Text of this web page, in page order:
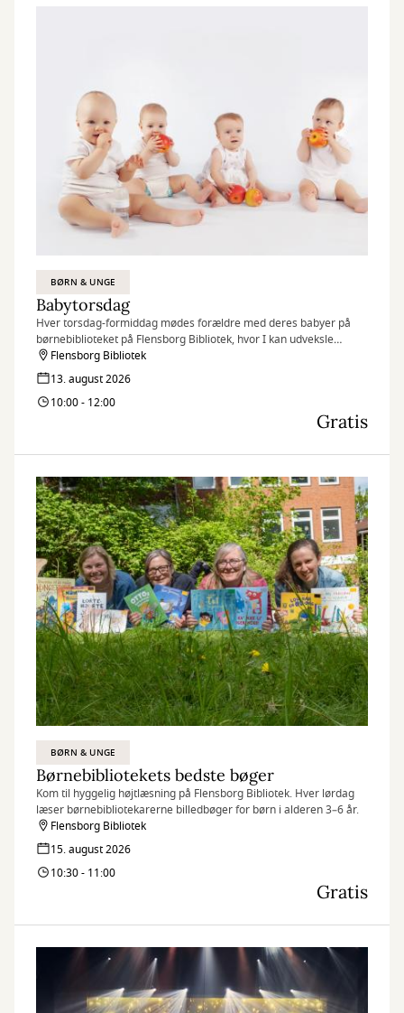
BØRN & UNGE
Babytorsdag
Hver torsdag-formiddag mødes forældre med deres babyer på
børnebiblioteket på Flensborg Bibliotek, hvor I kan udveksle
erfaringer og få rådgivning hos sundhedstjenestens
sygeplejersker.
Flensborg Bibliotek
13. august 2026
10:00 - 12:00
Gratis
BØRN & UNGE
Børnebibliotekets bedste bøger
Kom til hyggelig højtlæsning på Flensborg Bibliotek. Hver lørdag
læser børnebibliotekarerne billedbøger for børn i alderen 3–6 år.
Flensborg Bibliotek
15. august 2026
10:30 - 11:00
Gratis